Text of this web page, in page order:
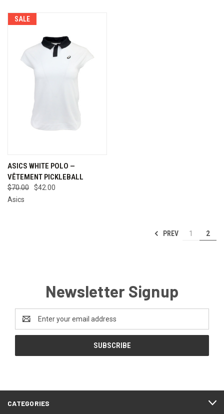
SALE
ASICS WHITE POLO —
VÊTEMENT PICKLEBALL
$70.00
$42.00
Asics
PREV 1 2
Newsletter Signup
Address
CATEGORIES